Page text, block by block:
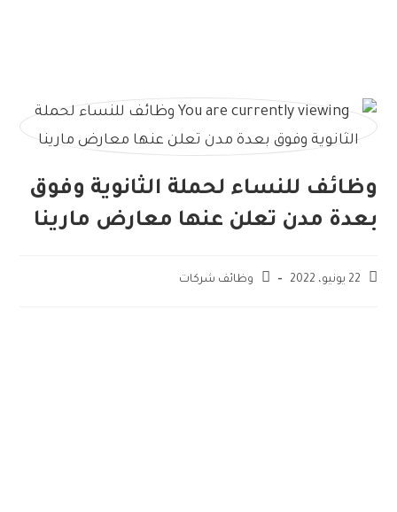
وظائف للنساء لحملة الثانوية وفوق
بعدة مدن تعلن عنها معارض مارينا
22 يونيو، 2022 وظائف شركات